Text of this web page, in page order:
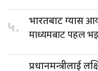
५. भारतबाट ग्यास
माध्यमबाट पहल
प्रधानमन्त्रीलाई